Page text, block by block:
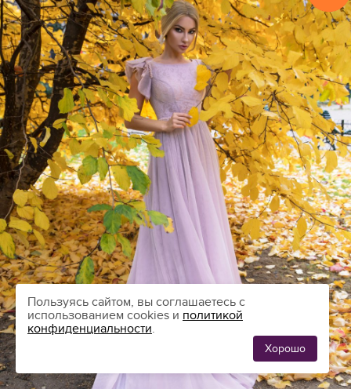
Пользуясь сайтом, вы соглашаетесь с
использованием cookies и политикой
конфиденциальности.
Хорошо